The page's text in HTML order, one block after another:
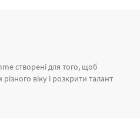
створені для того, щоб
віку і розкрити талант